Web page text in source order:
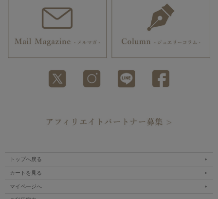
トップへ戻る
カートを見る
マイページへ